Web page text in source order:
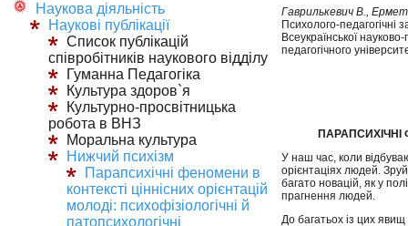
Наукова діяльність
Наукові публікації
Список публікацій
співробітників наукового відділу
Гуманна Педагогіка
Культура здоров`я
Культурно-просвітницька
робота в ВНЗ
Моральна культура
Нижчий психізм
Парапсихічні феномени в
контексті ціннісних орієнтацій
молоді: психофізіологічні й
патопсихологічні
Гаврилькевич В.,
Психолого-педагогічні
Всеукраїнської
педагогічного
ПАРАПСИХІЧНІ
У наш час, коли
орієнтаціях людей.
багато новацій, як у
прагнення людей.
До багатьох із цих явищ